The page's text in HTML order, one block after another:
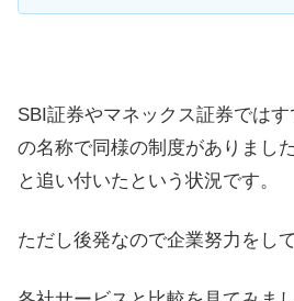
SBI証券やマネックス証券では
の名称で同様の制度がありまし
と追い付いたという状況です。
ただし後発なので企業努力をし